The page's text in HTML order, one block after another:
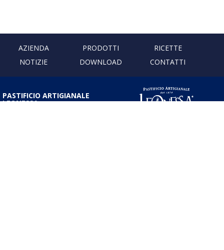
AZIENDA PRODOTTI
RICETTE
NOTIZIE
DOWNLOAD CONTATTI
PASTIFICIO ARTIGIANALE
LEONESSA